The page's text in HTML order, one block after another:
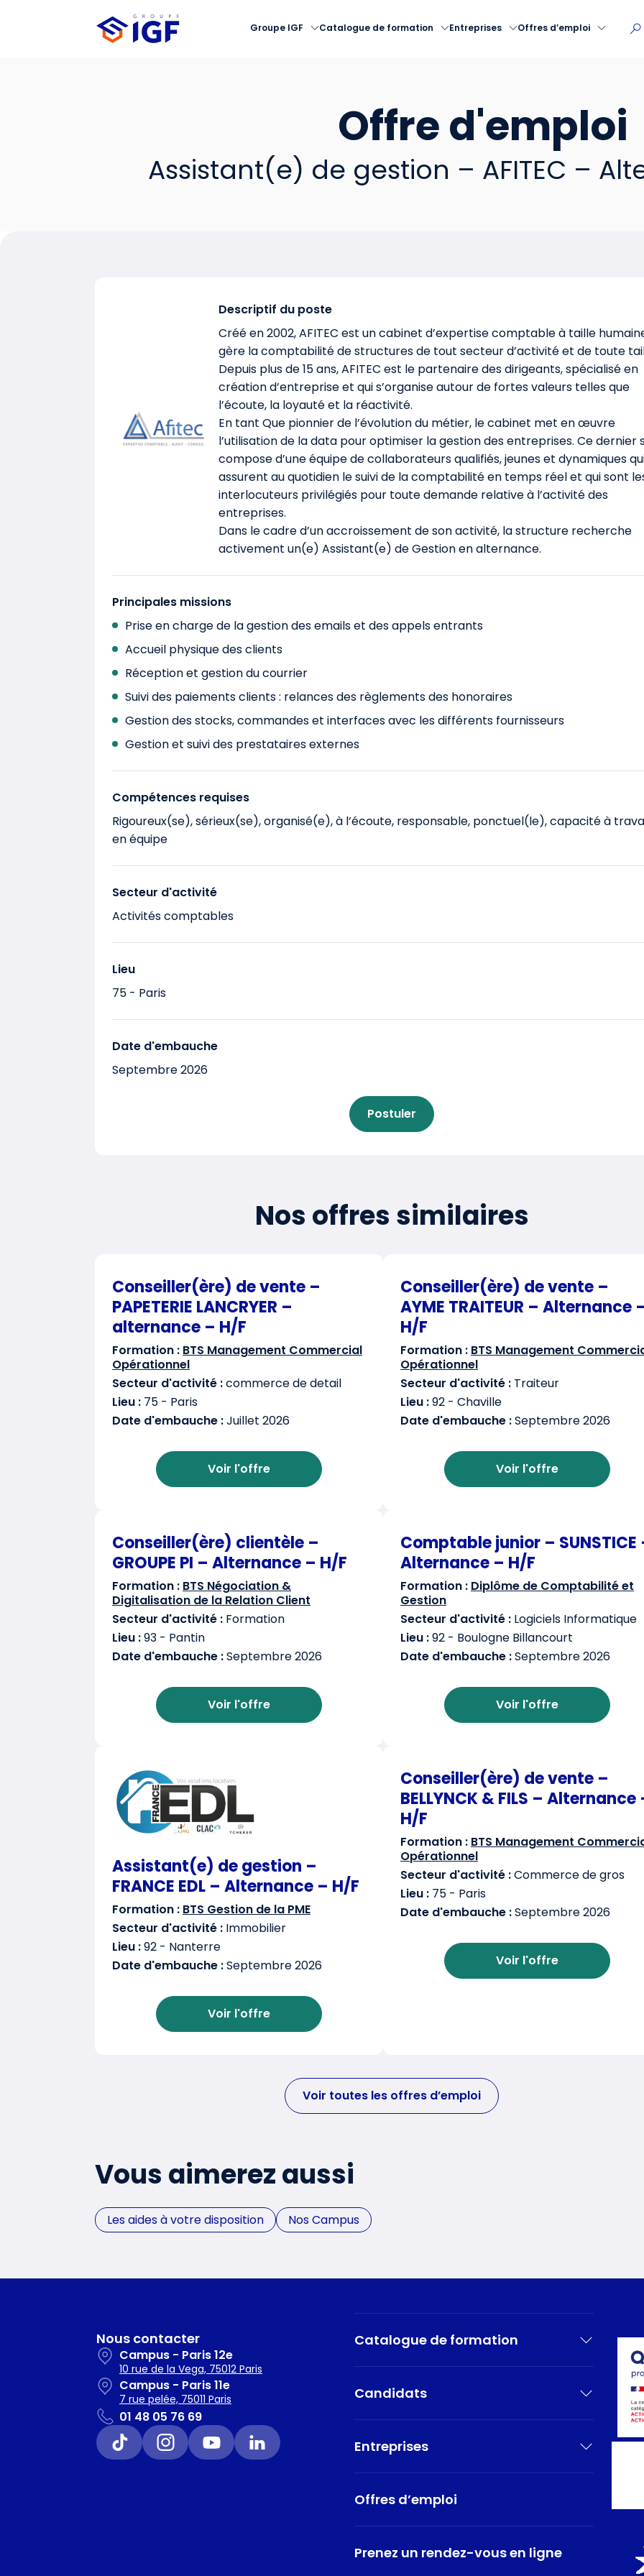
Groupe IGF Catalogue de formation Entreprises Offres d’emploi
Offre d'emploi
Assistant(e) de gestion – AFITEC –
Descriptif du poste
Créé en 2002, AFITEC est un cabinet d’expertise comptable à taille
gère la comptabilité de structures de tout secteur d’activité et de toute
Depuis plus de 15 ans, AFITEC est le partenaire des dirigeants, spécialisé en
création d’entreprise et qui s’organise autour de fortes valeurs telles que
l’écoute, la loyauté et la réactivité.
En tant Que pionnier de l’évolution du métier, le cabinet met en œuvre
l’utilisation de la data pour optimiser la gestion des entreprises. Ce dernier
compose d’une équipe de collaborateurs qualifiés, jeunes et dynamiques
assurent au quotidien le suivi de la comptabilité en temps réel et qui sont
interlocuteurs privilégiés pour toute demande relative à l’activité des
entreprises.
Dans le cadre d’un accroissement de son activité, la structure recherche
activement un(e) Assistant(e) de Gestion en alternance.
Principales missions
Prise en charge de la gestion des emails et des appels entrants
Accueil physique des clients
Réception et gestion du courrier
Suivi des paiements clients : relances des règlements des honoraires
Gestion des stocks, commandes et interfaces avec les différents fournisseurs
Gestion et suivi des prestataires externes
Compétences requises
Rigoureux(se), sérieux(se), organisé(e), à l’écoute, responsable, ponctuel(le), capacité à
en équipe
Secteur d'activité
Activités comptables
Lieu
75 - Paris
Date d'embauche
Septembre 2026
Postuler
Nos offres similaires
Conseiller(ère) de vente –
PAPETERIE LANCRYER –
alternance – H/F
Formation : BTS Management Commercial
Opérationnel
Secteur d'activité :commerce de detail
Lieu : 75 - Paris
Date d'embauche :Juillet 2026
Voir l'offre
Conseiller(ère) de vente –
AYME TRAITEUR – Alternance
H/F
Formation : BTS Management
Opérationnel
Secteur d'activité : Traiteur
Lieu :92 - Chaville
Date d'embauche :Septembre 2026
Voir l'offre
Conseiller(ère) clientèle –
GROUPE PI – Alternance – H/F
Formation : BTS Négociation &
Digitalisation de la Relation Client
Secteur d'activité : Formation
Lieu :93 - Pantin
Date d'embauche :Septembre 2026
Voir l'offre
Comptable junior – SUNSTICE
Alternance – H/F
Formation : Diplôme de Comptabilité et
Gestion
Secteur d'activité : Logiciels Informatique
Lieu :92 - Boulogne Billancourt
Date d'embauche :Septembre 2026
Voir l'offre
Assistant(e) de gestion –
FRANCE EDL – Alternance – H/F
Formation : BTS Gestion de la PME
Secteur d'activité : Immobilier
Lieu :92 - Nanterre
Date d'embauche :Septembre 2026
Voir l'offre
Conseiller(ère) de vente –
BELLYNCK & FILS – Alternance
H/F
Formation : BTS Management
Opérationnel
Secteur d'activité :Commerce de gros
Lieu : 75 - Paris
Date d'embauche :Septembre 2026
Voir l'offre
Voir toutes les offres d’emploi
Vous aimerez aussi
Les aides à votre disposition Nos Campus
Nous contacter
Campus - Paris 12e
10 rue de la Vega, 75012 Paris
Campus - Paris 11e
7 rue pelée, 75011 Paris
01 48 05 76 69
Catalogue de formation
Candidats
Entreprises
Offres d’emploi
Prenez un rendez-vous en ligne